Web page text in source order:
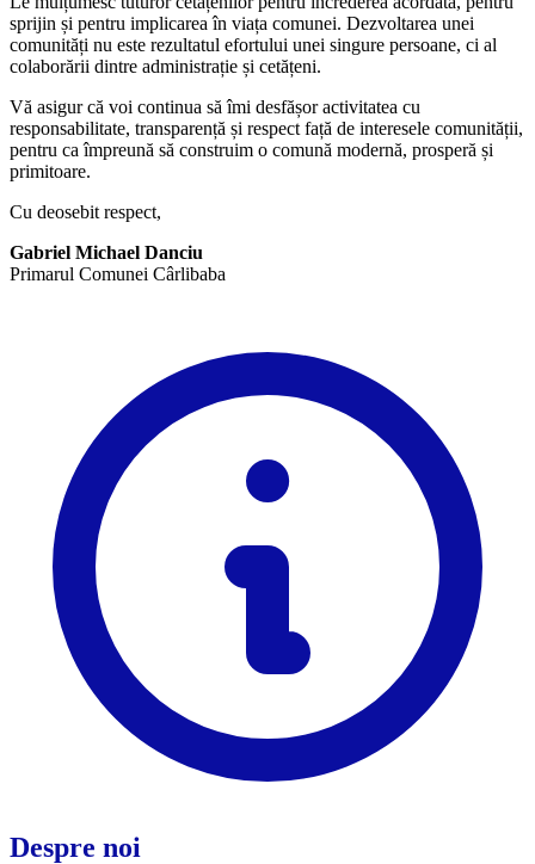
sprijin și pentru implicarea în viața comunei. Dezvoltarea unei
comunități nu este rezultatul efortului unei singure persoane, ci al
colaborării dintre administrație și cetățeni.
Vă asigur că voi continua să îmi desfășor activitatea cu
responsabilitate, transparență și respect față de interesele comunității,
pentru ca împreună să construim o comună modernă, prosperă și
primitoare.
Cu deosebit respect,
Gabriel Michael Danciu
Primarul Comunei Cârlibaba
Despre noi